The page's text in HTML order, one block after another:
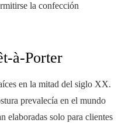
la confección
à-Porter
en la mitad del siglo XX.
prevalecía en el mundo
elaboradas solo para clientes